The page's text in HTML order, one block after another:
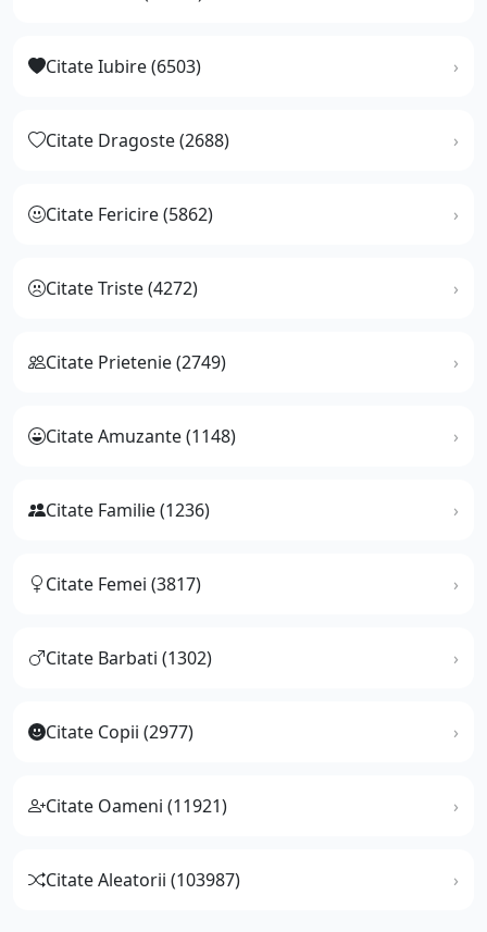
Citate Iubire (6503)
Citate Dragoste (2688)
Citate Fericire (5862)
Citate Triste (4272)
Citate Prietenie (2749)
Citate Amuzante (1148)
Citate Familie (1236)
Citate Femei (3817)
Citate Barbati (1302)
Citate Copii (2977)
Citate Oameni (11921)
Citate Aleatorii (103987)